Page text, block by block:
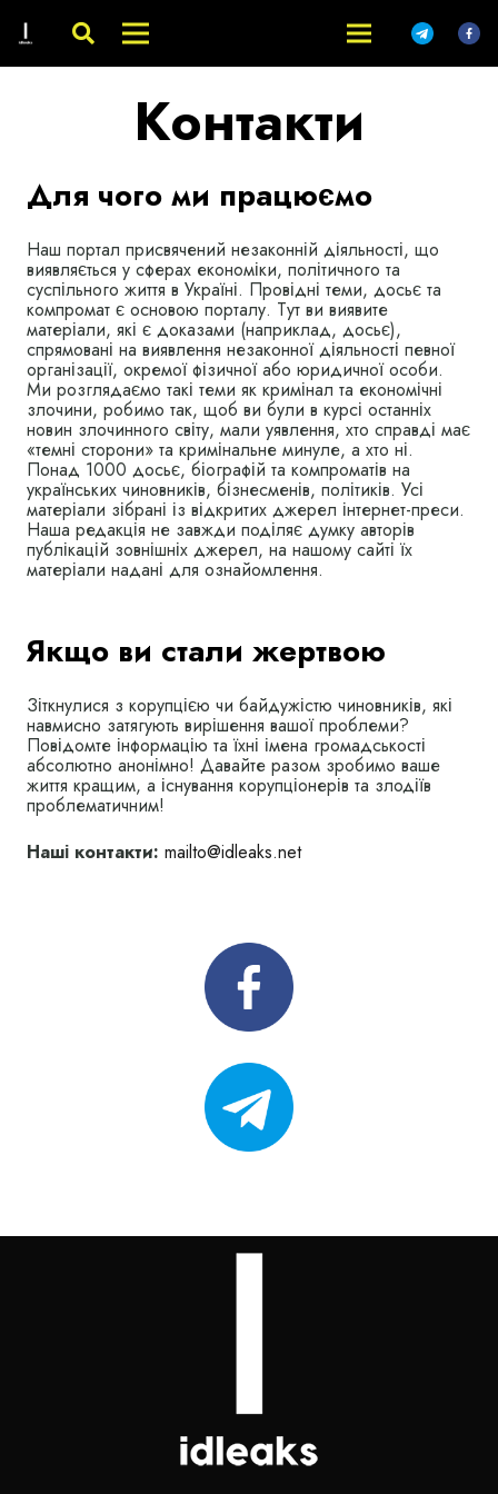
Контакти
Для чого ми працюємо
Наш портал присвячений незаконній діяльності, що
виявляється у сферах економіки, політичного та
суспільного життя в Україні. Провідні теми, досьє та
компромат є основою порталу. Тут ви виявите
матеріали, які є доказами (наприклад, досьє),
спрямовані на виявлення незаконної діяльності певної
організації, окремої фізичної або юридичної особи.
Ми розглядаємо такі теми як кримінал та економічні
злочини, робимо так, щоб ви були в курсі останніх
новин злочинного світу, мали уявлення, хто справді має
«темні сторони» та кримінальне минуле, а хто ні.
Понад 1000 досьє, біографій та компроматів на
українських чиновників, бізнесменів, політиків. Усі
матеріали зібрані із відкритих джерел інтернет-преси.
Наша редакція не завжди поділяє думку авторів
публікацій зовнішніх джерел, на нашому сайті їх
матеріали надані для ознайомлення.
Якщо ви стали жертвою
Зіткнулися з корупцією чи байдужістю чиновників, які
навмисно затягують вирішення вашої проблеми?
Повідомте інформацію та їхні імена громадськості
абсолютно анонімно! Давайте разом зробимо ваше
життя кращим, а існування корупціонерів та злодіїв
проблематичним!
Наші контакти: mailto@idleaks.net